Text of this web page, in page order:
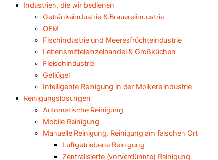
Industrien, die wir bedienen
Getränkeindustrie & Brauereiindustrie
OEM
Fischindustrie und Meeresfrüchteindustrie
Lebensmitteleinzelhandel & Großküchen
Fleischindustrie
Geflügel
Intelligente Reinigung in der Molkereiindustrie
Reinigungslösungen
Automatische Reinigung
Mobile Reinigung
Manuelle Reinigung. Reinigung am falschen Ort
Luftgetriebene Reinigung
Zentralisierte (vorverdünnte) Reinigung